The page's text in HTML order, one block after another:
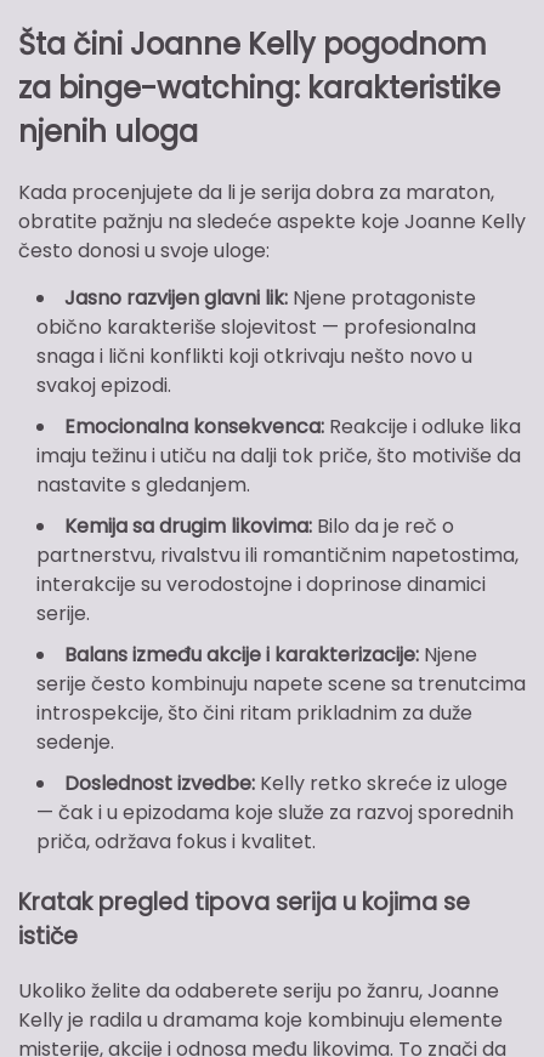
Šta čini Joanne Kelly pogodnom
za binge-watching: karakteristike
njenih uloga
Kada procenjujete da li je serija dobra za maraton,
obratite pažnju na sledeće aspekte koje Joanne Kelly
često donosi u svoje uloge:
Jasno razvijen glavni lik: Njene protagoniste
obično karakteriše slojevitost — profesionalna
snaga i lični konflikti koji otkrivaju nešto novo u
svakoj epizodi.
Emocionalna konsekvenca: Reakcije i odluke lika
imaju težinu i utiču na dalji tok priče, što motiviše da
nastavite s gledanjem.
Kemija sa drugim likovima: Bilo da je reč o
partnerstvu, rivalstvu ili romantičnim napetostima,
interakcije su verodostojne i doprinose dinamici
serije.
Balans između akcije i karakterizacije: Njene
serije često kombinuju napete scene sa trenutcima
introspekcije, što čini ritam prikladnim za duže
sedenje.
Doslednost izvedbe: Kelly retko skreće iz uloge
— čak i u epizodama koje služe za razvoj sporednih
priča, održava fokus i kvalitet.
Kratak pregled tipova serija u kojima se
ističe
Ukoliko želite da odaberete seriju po žanru, Joanne
Kelly je radila u dramama koje kombinuju elemente
misterije, akcije i odnosa među likovima. To znači da